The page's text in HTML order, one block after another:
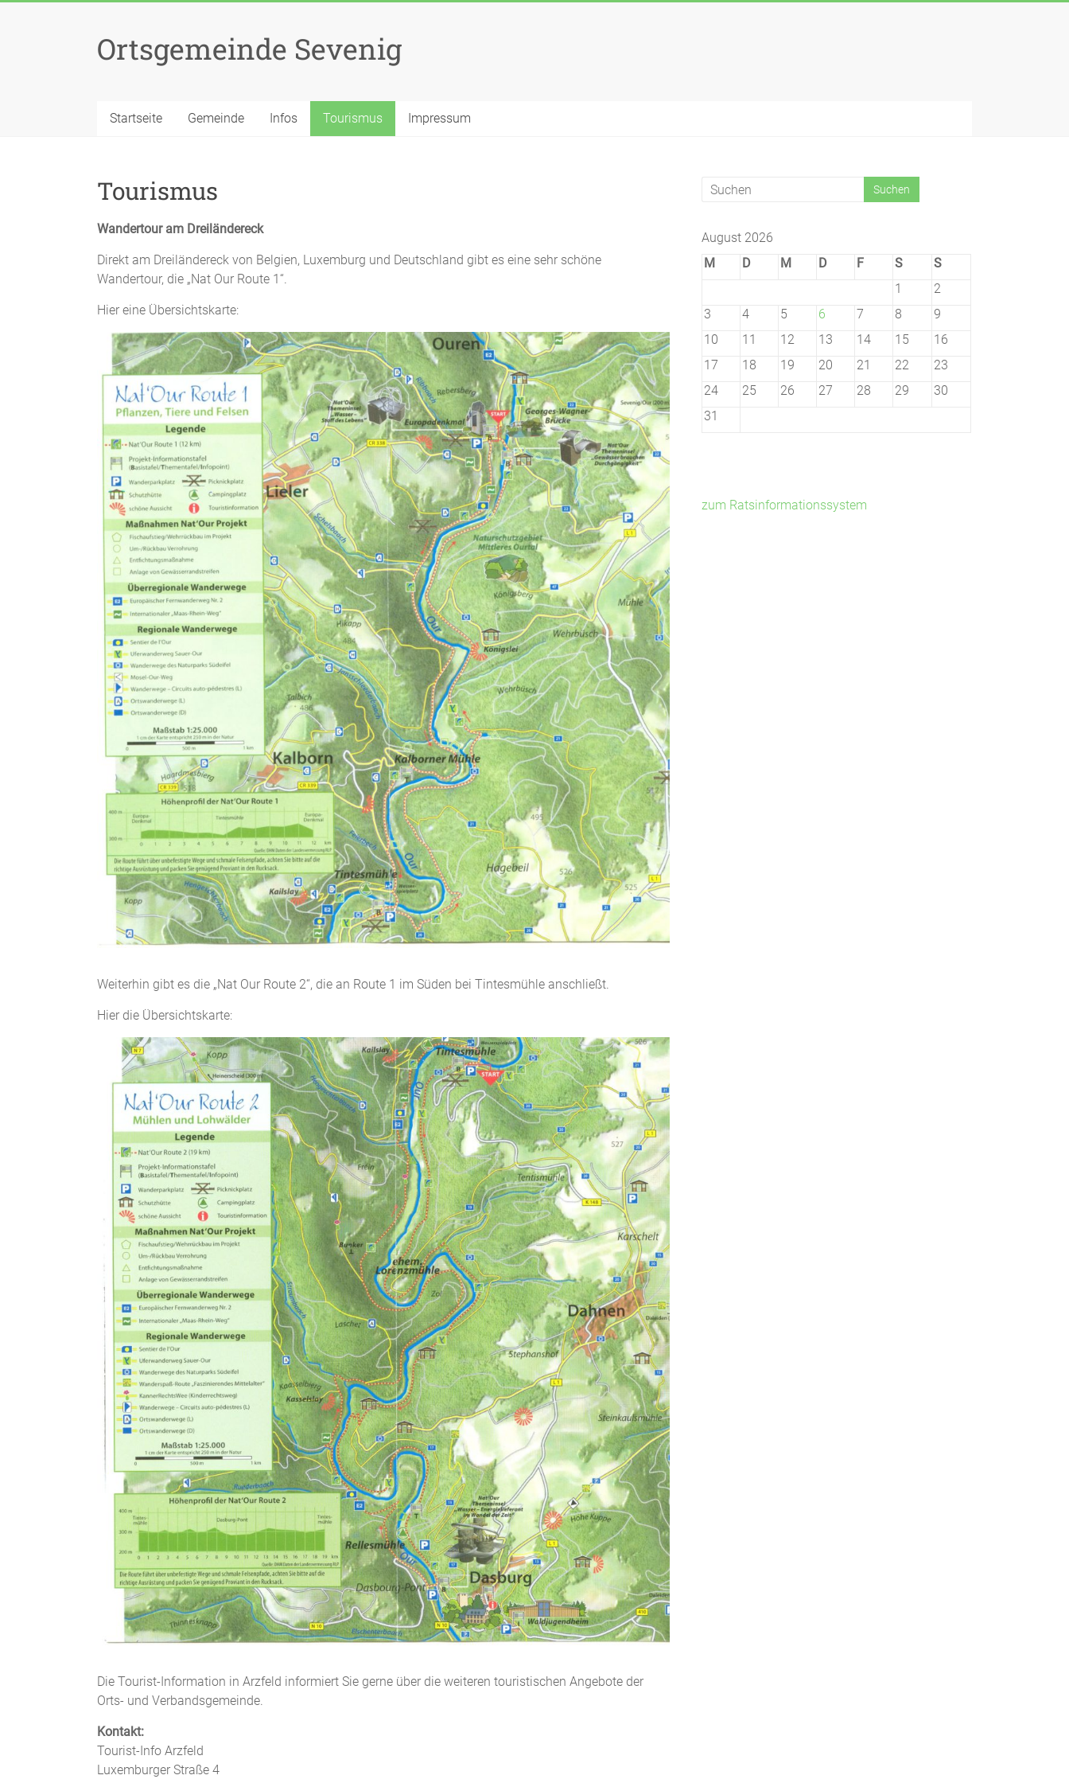
Ortsgemeinde Sevenig
Startseite Gemeinde Infos Tourismus Impressum
Tourismus
Wandertour am Dreiländereck
Direkt am Dreiländereck von Belgien, Luxemburg und Deutschland gibt es eine sehr schöne
Wandertour, die „Nat Our Route 1“.
Hier eine Übersichtskarte:
Weiterhin gibt es die „Nat Our Route 2“, die an Route 1 im Süden bei Tintesmühle anschließt.
Hier die Übersichtskarte:
Die Tourist-Information in Arzfeld informiert Sie gerne über die weiteren touristischen Angebote der
Orts- und Verbandsgemeinde.
Kontakt:
Tourist-Info Arzfeld
Luxemburger Straße 4
August 2026
M
D M D F S
S
1
2
3
4 5 6 7 8
9
10
11 12 13 14 15
16
17
18 19 20 21 22
23
24
25 26 27 28 29
30
31
zum Ratsinformationssystem